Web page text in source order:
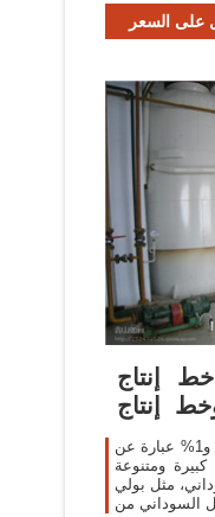
على السعر
إنتاج
إنتاج
زيت ...
حوالي 2% منها عبارة عن خط تغليف، و1% عبارة عن
ومتنوعة
مثل بولي
الفول السوداني من